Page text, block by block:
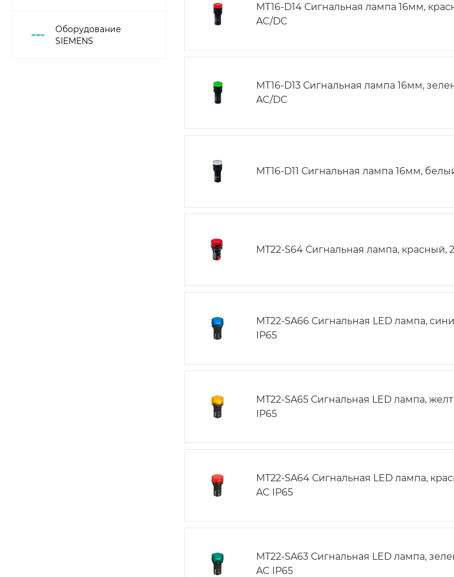
Оборудование
SIEMENS
MT16-D14 Сигнальная лампа 16мм,
AC/DC
MT16-D13 Сигнальная лампа 16мм,
AC/DC
MT16-D11 Сигнальная лампа 16мм,
MT22-S64 Сигнальная лампа, красный,
MT22-SA66 Сигнальная LED лампа,
IP65
MT22-SA65 Сигнальная LED лампа,
IP65
MT22-SA64 Сигнальная LED лампа,
AC IP65
MT22-SA63 Сигнальная LED лампа,
AC IP65